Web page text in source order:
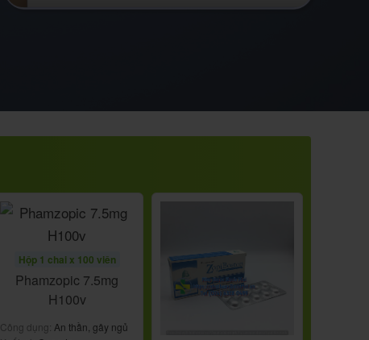
Hộp 1 chai x 100 viên
Phamzopic 7.5mg
H100v
Công dụng: An thần, gây ngủ